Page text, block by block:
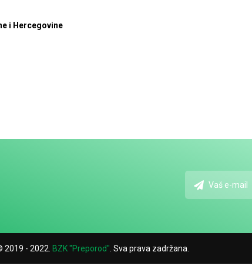
i Hercegovine
2019 - 2022. BZK "Preporod" . Sva prava zadržana.